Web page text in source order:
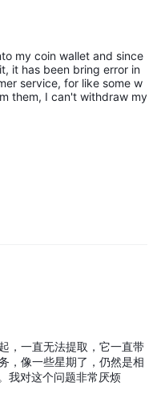
Coin Fx
yoluyla müşteri
için bireyler
kullanabilir. ancak, bu
yaygın olarak
sınırlı sayıdaki iletişim
açıklama almanın
para çekememe
tutarları çekmekte
karşılaştıklarını ve
bildirdiler.
my coin wallet and since
it has been bring error in
service, for like some w
them, I can't withdraw my
，一直无法提取，它一直带
，像一些星期了，仍然是相
我对这个问题非常厌烦